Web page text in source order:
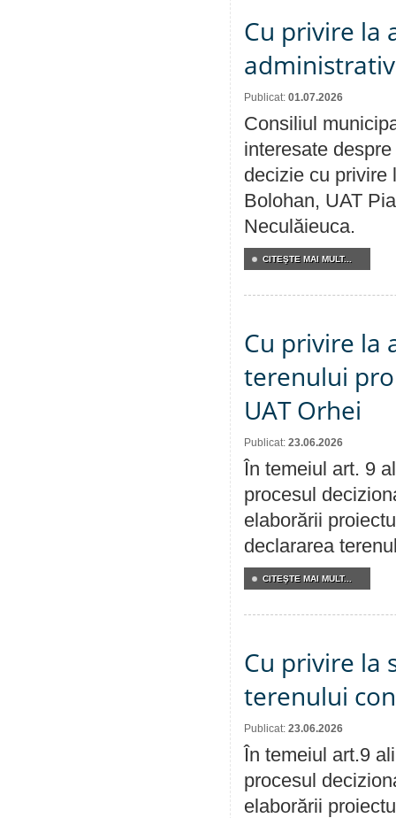
Cu privire la
Publicat: 01.07.2026
Consiliul
interesate
decizie cu privire
Bolohan, UAT
Neculăieuca.
CITEŞTE MAI MULT...
Cu privire la
terenului
UAT Orhei
Publicat: 23.06.2026
În temeiul art. 9
procesul
elaborării
declararea
CITEŞTE MAI MULT...
Cu privire la
terenului
Publicat: 23.06.2026
În temeiul art.9
procesul
elaborării